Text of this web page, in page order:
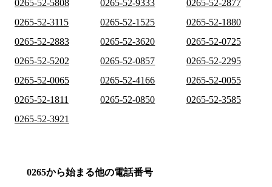
0265-52-5808
0265-52-9333
0265-52-2877
0265-52-3115
0265-52-1525
0265-52-1880
0265-52-2883
0265-52-3620
0265-52-0725
0265-52-5202
0265-52-0857
0265-52-2295
0265-52-0065
0265-52-4166
0265-52-0055
0265-52-1811
0265-52-0850
0265-52-3585
0265-52-3921
0265から始まる他の電話番号